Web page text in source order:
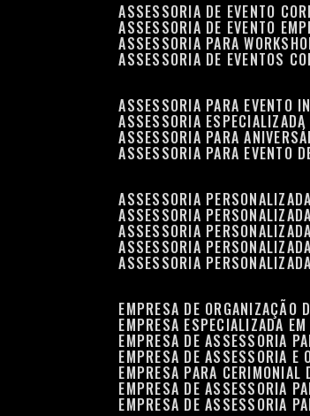
ASSESSORIA DE EVENTO
ASSESSORIA DE EVENTO
ASSESSORIA PARA
ASSESSORIA DE EVENTOS
ASSESSORIA PARA EVENTO
ASSESSORIA
ASSESSORIA PARA
ASSESSORIA PARA EVENTO
ASSESSORIA
ASSESSORIA
ASSESSORIA
ASSESSORIA
ASSESSORIA
EMPRESA DE ORGANIZAÇÃO
EMPRESA ESPECIALIZADA
EMPRESA DE ASSESSORIA
EMPRESA DE ASSESSORIA
EMPRESA PARA
EMPRESA DE ASSESSORIA
EMPRESA DE ASSESSORIA